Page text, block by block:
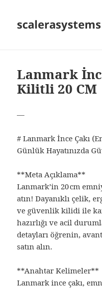
scalerasystems
Lanmark
Kilitli 20 CM
—
# Lanmark İnce Çakı
Günlük Hayatınızda
**Meta Açıklama**
Lanmark’in 20 cm
atın! Dayanıklı çelik,
ve güvenlik kilidi ile
hazırlığı ve acil
detayları öğrenin,
satın alın.
**Anahtar Kelimeler**
Lanmark ince çakı,